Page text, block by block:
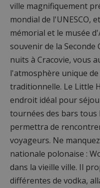
ville magnifiquement
mondial de l'UNESCO,
mémorial et le musée
souvenir de la Seconde
nuits à Cracovie, vous
l'atmosphère unique
traditionnelle. Le Little
endroit idéal pour
tournées des bars tous
permettra de
voyageurs. Ne
nationale polonaise :
dans la vieille ville. Il
différentes de vodka,